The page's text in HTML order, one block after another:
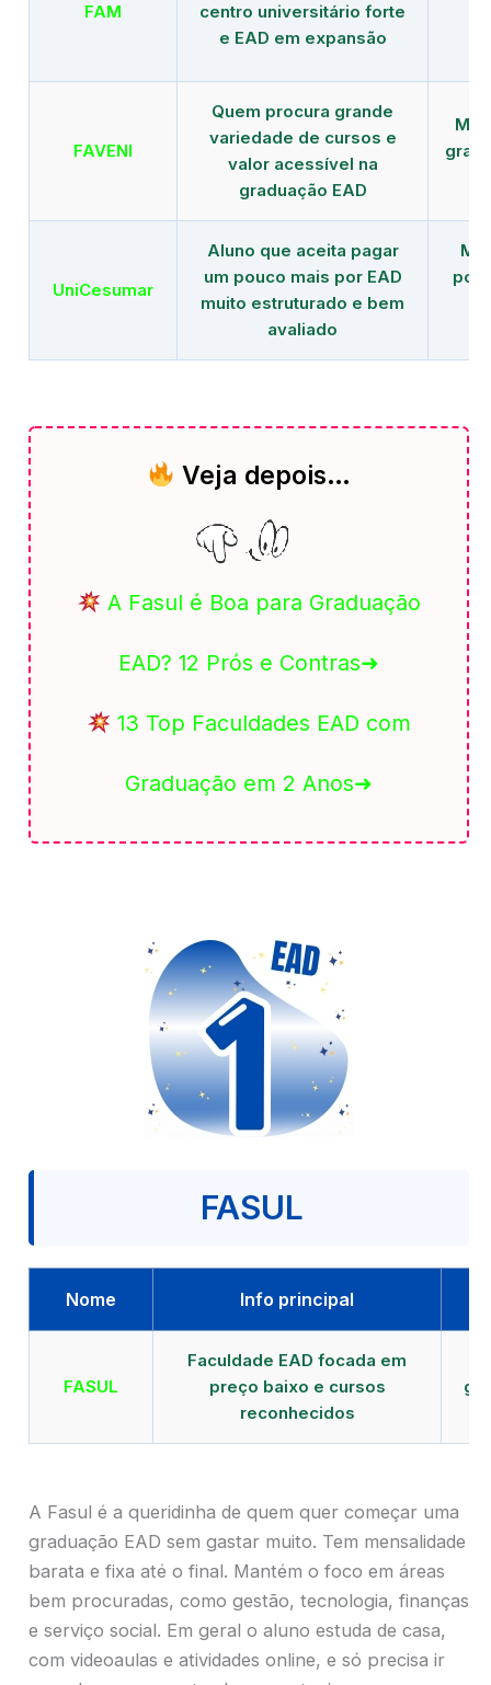
FAM
centro universitário forte
e EAD em expansão
FAVENI
Quem procura grande
variedade de cursos e
valor acessível na
graduação EAD
UniCesumar
Aluno que aceita pagar
um pouco mais por EAD
muito estruturado e bem
avaliado
Veja depois…
A Fasul é Boa para Graduação
EAD? 12 Prós e Contras➜
13 Top Faculdades EAD com
Graduação em 2 Anos➜
FASUL
Nome Info principal
FASUL
Faculdade EAD focada em
preço baixo e cursos
reconhecidos
A Fasul é a queridinha de quem quer começar uma
graduação EAD sem gastar muito. Tem mensalidade
barata e fixa até o final. Mantém o foco em áreas
bem procuradas, como gestão, tecnologia, finanças
e serviço social. Em geral o aluno estuda de casa,
com videoaulas e atividades online, e só precisa ir